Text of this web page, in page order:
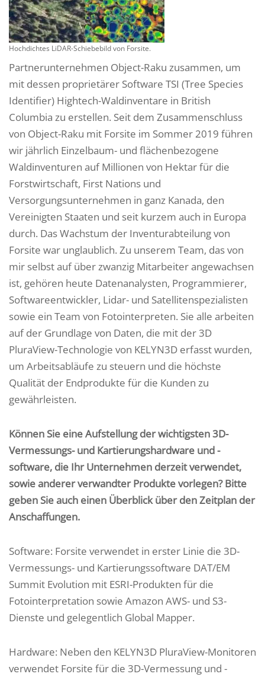
Hochdichtes LiDAR-Schiebebild von Forsite.
Partnerunternehmen Object-Raku zusammen, um
mit dessen proprietärer Software TSI (Tree Species
Identifier) Hightech-Waldinventare in British
Columbia zu erstellen. Seit dem Zusammenschluss
von Object-Raku mit Forsite im Sommer 2019 führen
wir jährlich Einzelbaum- und flächenbezogene
Waldinventuren auf Millionen von Hektar für die
Forstwirtschaft, First Nations und
Versorgungsunternehmen in ganz Kanada, den
Vereinigten Staaten und seit kurzem auch in Europa
durch. Das Wachstum der Inventurabteilung von
Forsite war unglaublich. Zu unserem Team, das von
mir selbst auf über zwanzig Mitarbeiter angewachsen
ist, gehören heute Datenanalysten, Programmierer,
Softwareentwickler, Lidar- und Satellitenspezialisten
sowie ein Team von Fotointerpreten. Sie alle arbeiten
auf der Grundlage von Daten, die mit der 3D
PluraView-Technologie von KELYN3D erfasst wurden,
um Arbeitsabläufe zu steuern und die höchste
Qualität der Endprodukte für die Kunden zu
gewährleisten.
Können Sie eine Aufstellung der wichtigsten 3D-
Vermessungs- und Kartierungshardware und -
software, die Ihr Unternehmen derzeit verwendet,
sowie anderer verwandter Produkte vorlegen? Bitte
geben Sie auch einen Überblick über den Zeitplan der
Anschaffungen.
Software: Forsite verwendet in erster Linie die 3D-
Vermessungs- und Kartierungssoftware DAT/EM
Summit Evolution mit ESRI-Produkten für die
Fotointerpretation sowie Amazon AWS- und S3-
Dienste und gelegentlich Global Mapper.
Hardware: Neben den KELYN3D PluraView-Monitoren
verwendet Forsite für die 3D-Vermessung und -